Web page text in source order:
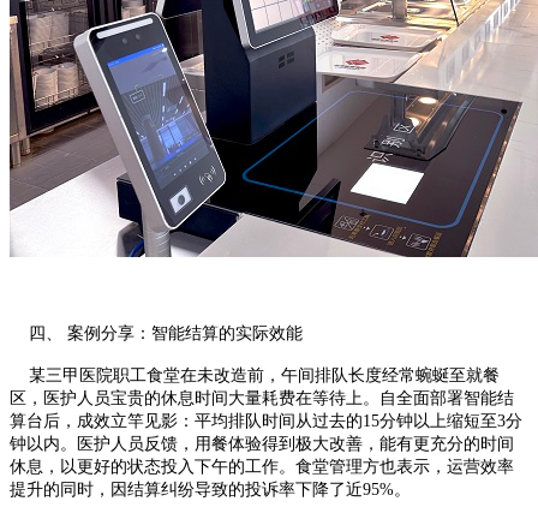
四、 案例分享：智能结算的实际效能
某三甲医院职工食堂在未改造前，午间排队长度经常蜿蜒至就餐
区，医护人员宝贵的休息时间大量耗费在等待上。自全面部署智能结
算台后，成效立竿见影：平均排队时间从过去的15分钟以上缩短至3分
钟以内。医护人员反馈，用餐体验得到极大改善，能有更充分的时间
休息，以更好的状态投入下午的工作。食堂管理方也表示，运营效率
提升的同时，因结算纠纷导致的投诉率下降了近95%。